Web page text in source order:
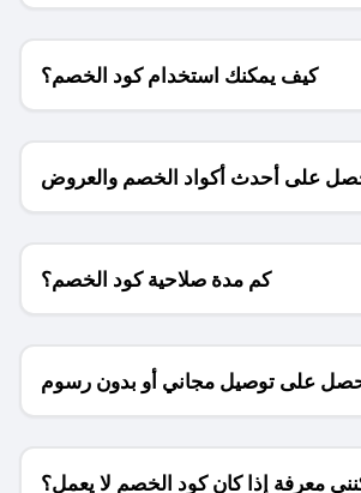
كيف يمكنك استخدام كود الخصم؟
على أحدث أكواد الخصم والعروض
للمتاجر؟
كم مدة صلاحية كود الخصم؟
على توصيل مجاني أو بدون رسوم
الشحن ؟
معرفة إذا كان كود الخصم لا يعمل؟